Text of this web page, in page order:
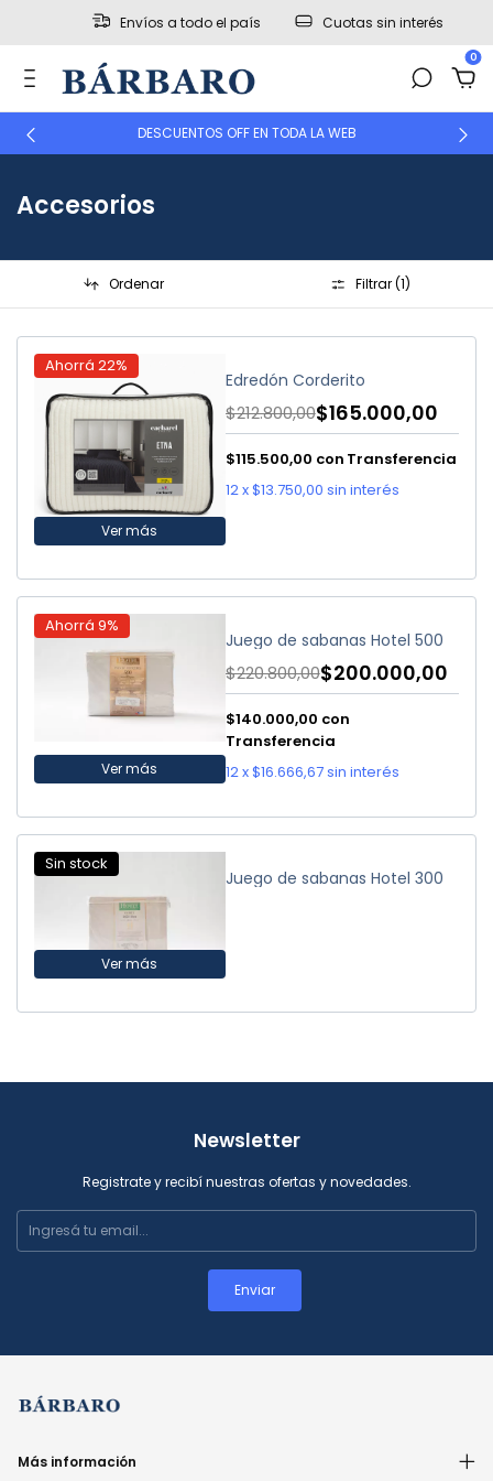
Envíos a todo el país Cuotas sin interés
0
DESCUENTOS OFF EN TODA LA WEB
Accesorios
Ordenar Filtrar (1)
Ahorrá 22%
Ver más
Edredón Corderito
$165.000,00
$212.800,00
$115.500,00 con Transferencia
12x$13.750,00 sin interés
Ahorrá 9%
Ver más
Juego de sabanas Hotel 500
$200.000,00
$220.800,00
$140.000,00 con
Transferencia
12x$16.666,67sin interés
Sin stock
Ver más
Juego de sabanas Hotel 300
Newsletter
Registrate y recibí nuestras ofertas y novedades.
Más información